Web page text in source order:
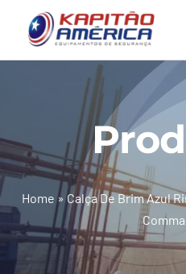
o
Produtos
Calçados
Luvas
Home»Calça De Brim Azul